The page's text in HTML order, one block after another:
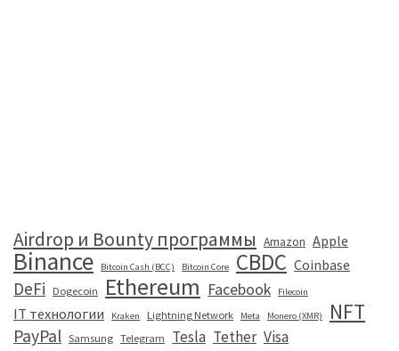
Airdrop и Bounty программы Amazon Apple
Binance Bitcoin Cash (BCC) Bitcoin Core CBDC Coinbase
DeFi Dogecoin Ethereum Facebook Filecoin
IT технологии Kraken Lightning Network Meta Monero (XMR) NFT
PayPal Samsung Telegram Tesla Tether Visa